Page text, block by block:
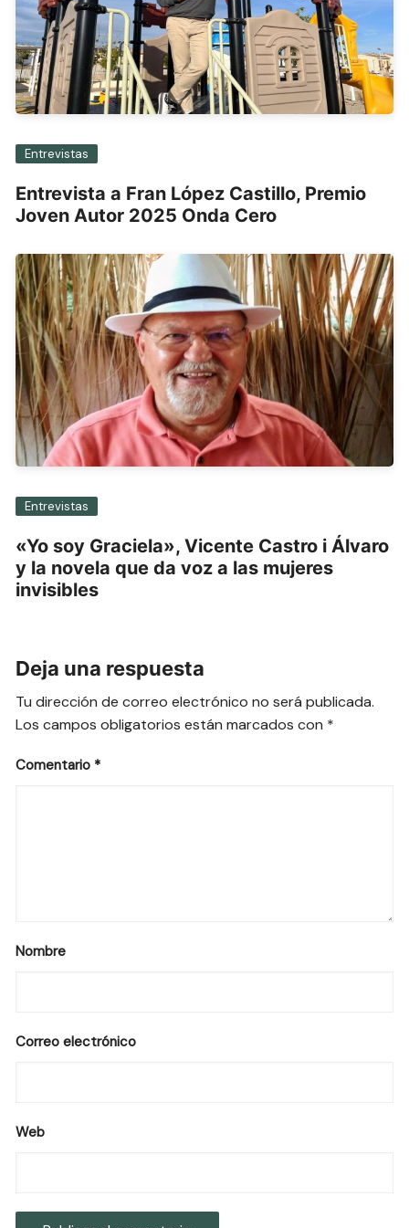
Entrevistas
Entrevista a Fran López Castillo, Premio
Joven Autor 2025 Onda Cero
Entrevistas
«Yo soy Graciela», Vicente Castro i Álvaro
y la novela que da voz a las mujeres
invisibles
Deja una respuesta
Tu dirección de correo electrónico no será publicada.
Los campos obligatorios están marcados con *
Comentario *
Nombre
Correo electrónico
Web